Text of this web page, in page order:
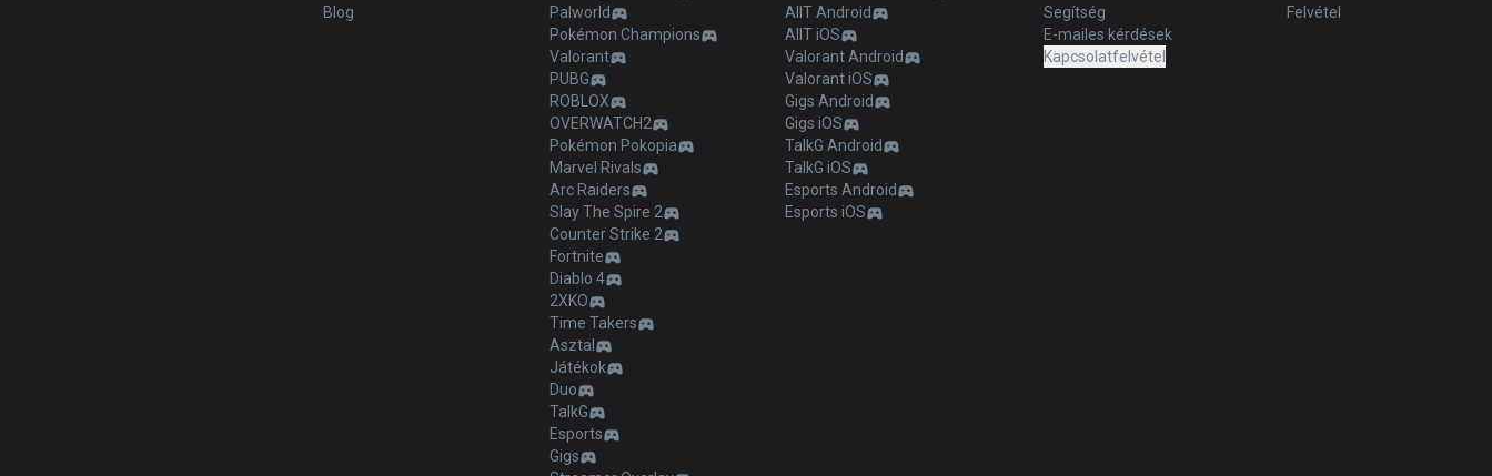
Blog
Palworld
Pokémon Champions
Valorant
PUBG
ROBLOX
OVERWATCH2
Pokémon Pokopia
Marvel Rivals
Arc Raiders
Slay The Spire 2
Counter Strike 2
Fortnite
Diablo 4
2XKO
Time Takers
Asztal
Játékok
Duo
TalkG
Esports
Gigs
AllT Android
AllT iOS
Valorant Android
Valorant iOS
Gigs Android
Gigs iOS
TalkG Android
TalkG iOS
Esports Android
Esports iOS
Segítség
E-mailes kérdések
Kapcsolatfelvétel
Felvétel